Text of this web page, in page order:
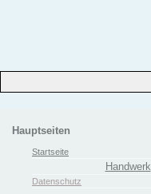
Hauptseiten
Startseite
Handwerk
Datenschutz